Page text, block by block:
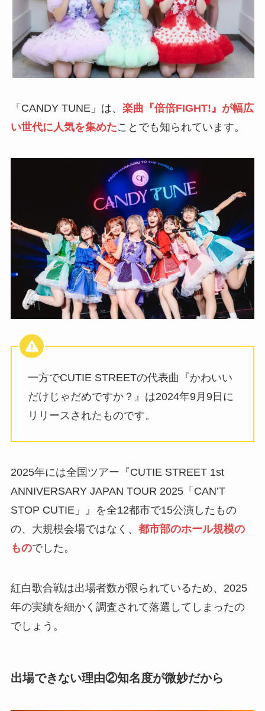
「CANDY TUNE」は、 楽曲『倍倍FIGHT!』が幅広
い世代に人気を集めたことでも知られています。
一方でCUTIE STREETの代表曲『かわいい
だけじゃだめですか？』は2024年9月9日に
リリースされたものです。
2025年には全国ツアー『CUTIE STREET 1st
ANNIVERSARY JAPAN TOUR 2025「CAN’T
STOP CUTIE」』を全12都市で15公演したもの
の、大規模会場ではなく、 都市部のホール規模の
ものでした。
紅白歌合戦は出場者数が限られているため、2025
年の実績を細かく調査されて落選してしまったの
でしょう。
出場できない理由②知名度が微妙だから